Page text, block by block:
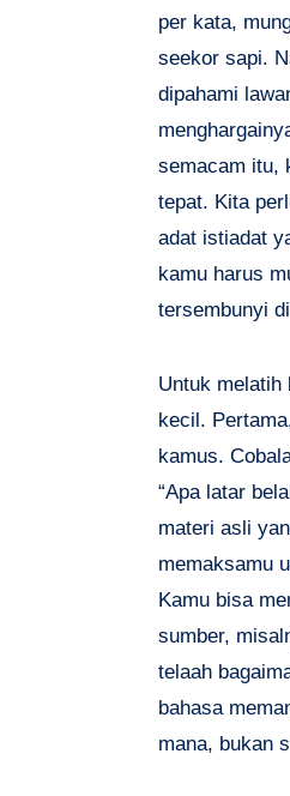
per kata,
seekor sapi.
dipahami
semacam itu,
tepat. Kita
adat istiadat
kamu harus
tersembunyi
Untuk melatih
kecil.
kamus.
“Apa latar
materi asli
memaksamu
Kamu bisa
sumber,
telaah
bahasa
mana, bukan